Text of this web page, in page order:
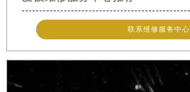
联系维修服务中心